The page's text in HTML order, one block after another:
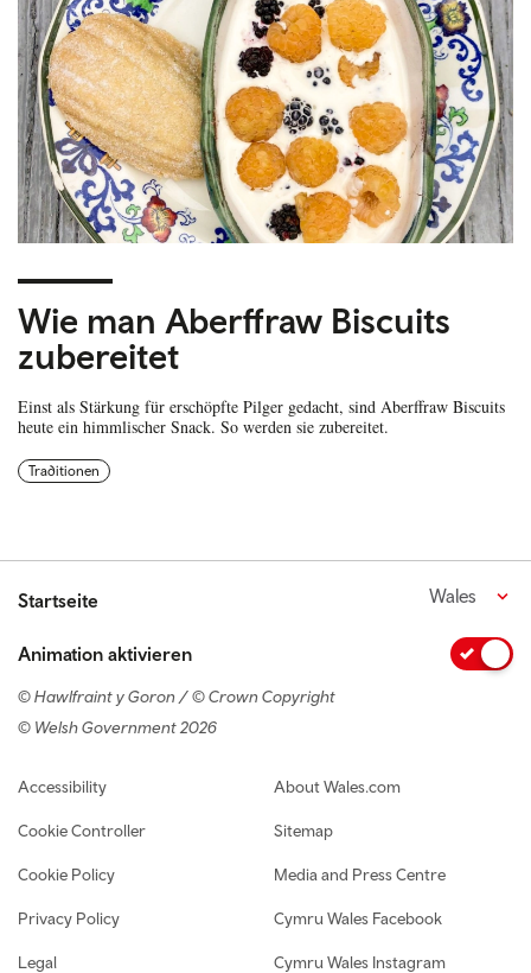
Wie man Aberffraw Biscuits
zubereitet
Einst als Stärkung für erschöpfte Pilger gedacht, sind Aberffraw Biscuits
heute ein himmlischer Snack. So werden sie zubereitet.
Traditionen
Startseite Wales
Animation aktivieren
© Hawlfraint y Goron / © Crown Copyright
© Welsh Government 2026
Footer navigation
Accessibility
Cookie Controller
Cookie Policy
Privacy Policy
Legal
About Wales.com
Sitemap
Media and Press Centre
Cymru Wales Facebook
Cymru Wales Instagram